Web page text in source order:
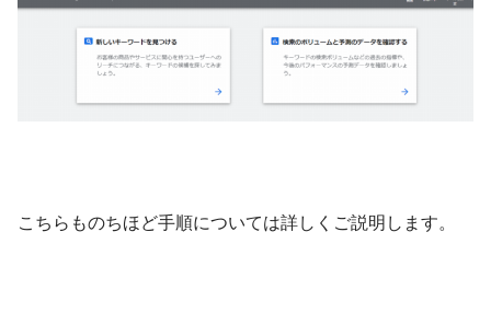
こちらものちほど手順については詳しくご説明します。